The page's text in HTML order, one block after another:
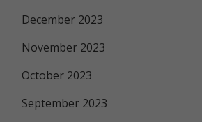
December 2023
November 2023
October 2023
September 2023